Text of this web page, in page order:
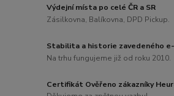
Výdejní místa po celé ČR a SR
Zásilkovna, Balíkovna, DPD Pickup.
Stabilita a historie zavedeného
Na trhu fungujeme již od roku 2010.
Certifikát Ověřeno zákazníky